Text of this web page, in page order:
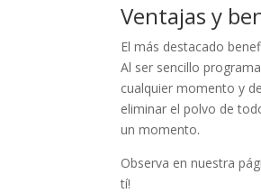
Ventajas y
El más destacado
Al ser sencillo
cualquier momento y
eliminar el polvo de
un momento.
Observa en nuestra
tí!